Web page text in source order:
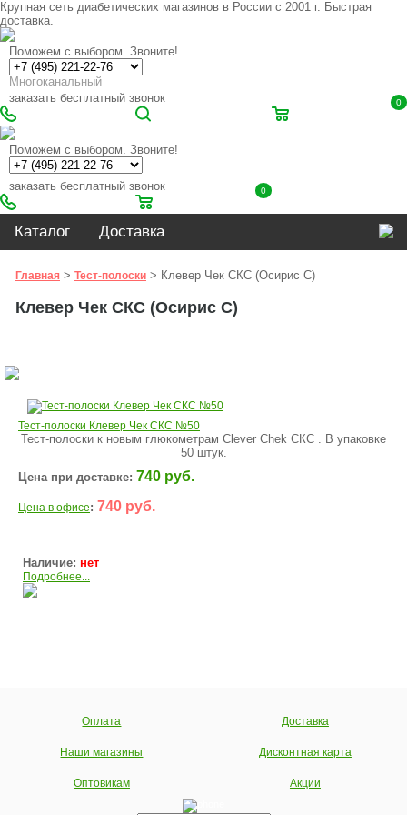
Крупная сеть диабетических магазинов в России с 2001 г. Быстрая
доставка.
Поможем с выбором. Звоните!
Многоканальный
заказать бесплатный звонок
0
Поможем с выбором. Звоните!
заказать бесплатный звонок 0
Каталог Доставка
Главная > Тест-полоски > Клевер Чек СКС (Осирис С)
Клевер Чек СКС (Осирис С)
Тест-полоски Клевер Чек СКС №50
Тест-полоски к новым глюкометрам Clever Chek СКС . В упаковке
50 штук.
Цена при доставке: 740 руб.
Цена в офисе: 740 руб.
Наличие: нет
Подробнее...
Оплата Доставка
Наши магазины Дисконтная карта
Оптовикам Акции